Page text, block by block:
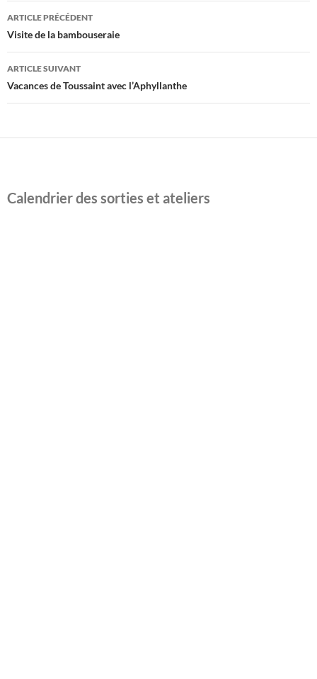
Navigation
des
articles
ARTICLE PRÉCÉDENT
Visite de la bambouseraie
ARTICLE SUIVANT
Vacances de Toussaint avec l’Aphyllanthe
Calendrier des sorties et ateliers